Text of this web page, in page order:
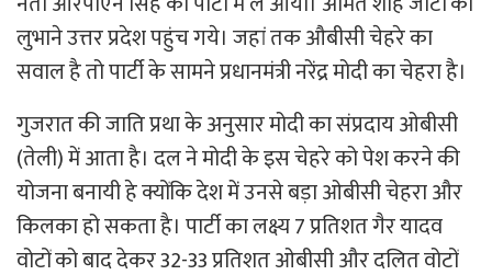
लुभाने उत्तर प्रदेश पहुंच गये। जहां तक औबीसी चेहरे का
सवाल है तो पार्टी के सामने प्रधानमंत्री नरेंद्र मोदी का चेहरा है।
गुजरात की जाति प्रथा के अनुसार मोदी का संप्रदाय ओबीसी
(तेली) में आता है। दल ने मोदी के इस चेहरे को पेश करने की
योजना बनायी हे क्योंकि देश में उनसे बड़ा ओबीसी चेहरा और
किलका हो सकता है। पार्टी का लक्ष्य 7 प्रतिशत गैर यादव
वोटों को बाद देकर 32-33 प्रतिशत ओबीसी और दलित वोटों